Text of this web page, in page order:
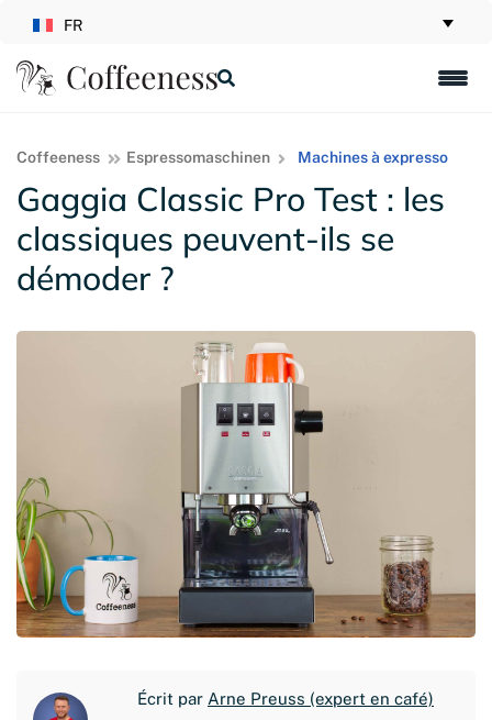
FR
Coffeeness Espressomaschinen Machines à expresso
Gaggia Classic Pro Test : les
classiques peuvent-ils se
démoder ?
Écrit par Arne Preuss (expert en café)